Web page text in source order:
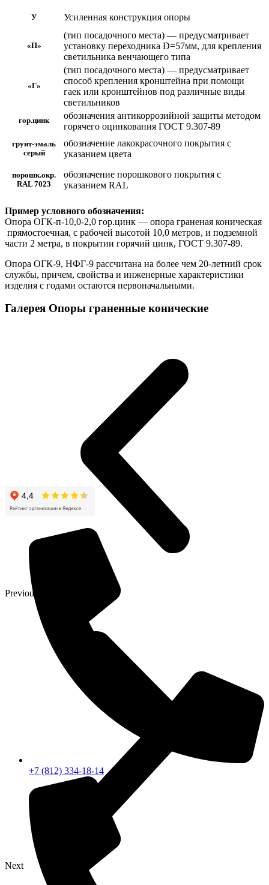
У Усиленная конструкция опоры
«П»
(тип посадочного места) — предусматривает
установку переходника D=57мм, для крепления
светильника венчающего типа
«Г»
(тип посадочного места) — предусматривает
способ крепления кронштейна при помощи
гаек или кронштейнов под различные виды
светильников
гор.цинк
обозначения антикоррозийной защиты методом
горячего оцинкования ГОСТ 9.307-89
грунт-эмаль
серый
обозначение лакокрасочного покрытия с
указанием цвета
порошк.окр.
RAL 7023
обозначение порошкового покрытия с
указанием RAL
Пример условного обозначения:
Опора ОГК-п-10,0-2,0 гор.цинк — опора граненая коническая
прямостоечная, с рабочей высотой 10,0 метров, и подземной
части 2 метра, в покрытии горячий цинк, ГОСТ 9.307-89.
Опора ОГК-9, НФГ-9 рассчитана на более чем 20-летний срок
службы, причем, свойства и инженерные характеристики
изделия с годами остаются первоначальными.
Галерея Опоры граненные конические
Previous
Next
+7 (812) 334-18-14